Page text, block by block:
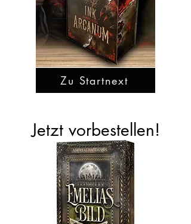
Zu Startnext
Jetzt vorbestellen!